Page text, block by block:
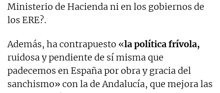
Ministerio de Hacienda ni en los gobiernos de
los ERE?.
Además, ha contrapuesto «la política frívola,
ruidosa y pendiente de sí misma que
padecemos en España por obra y gracia del
sanchismo» con la de Andalucía, que mejora las